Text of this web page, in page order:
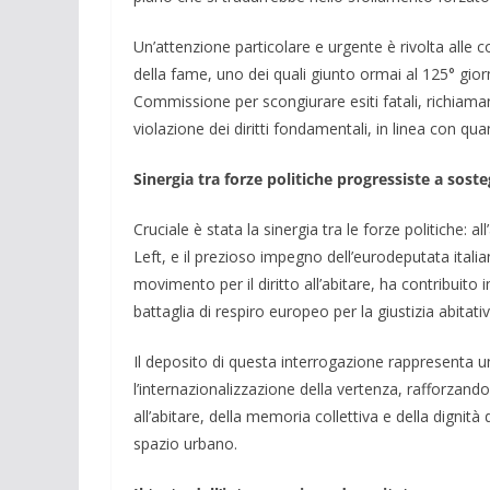
Un’attenzione particolare e urgente è rivolta alle
della fame, uno dei quali giunto ormai al 125°
Commissione per scongiurare esiti fatali,
violazione dei diritti fondamentali, in linea con
Sinergia tra forze politiche progressiste a
Cruciale è stata la sinergia tra le forze politiche:
Left, e il prezioso impegno dell’eurodeputata
movimento per il diritto all’abitare, ha contribuito
battaglia di respiro europeo per la giustizia
Il deposito di questa interrogazione rappresenta
l’internazionalizzazione della vertenza,
all’abitare, della memoria collettiva e della
spazio urbano.